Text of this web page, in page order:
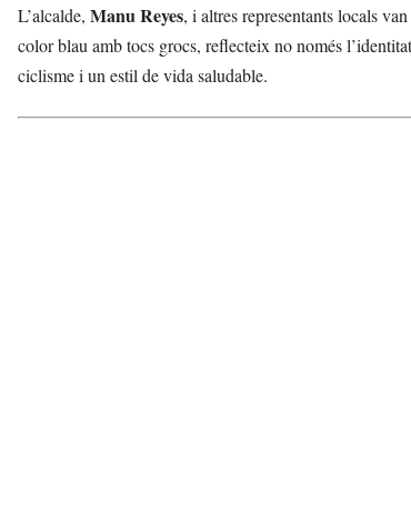
L’alcalde, Manu Reyes, i altres representants locals
color blau amb tocs grocs, reflecteix no només
ciclisme i un estil de vida saludable.